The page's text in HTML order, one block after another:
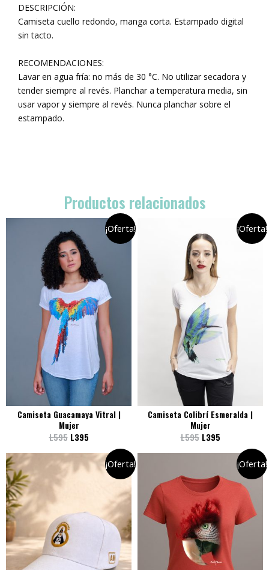
DESCRIPCIÓN:
Camiseta cuello redondo, manga corta. Estampado digital
sin tacto.
RECOMENDACIONES:
Lavar en agua fría: no más de 30 °C. No utilizar secadora y
tender siempre al revés. Planchar a temperatura media, sin
usar vapor y siempre al revés. Nunca planchar sobre el
estampado.
Productos relacionados
¡Oferta!
Camiseta Guacamaya Vitral |
Mujer
L595 L395
¡Oferta!
Camiseta Colibrí Esmeralda |
Mujer
L595 L395
¡Oferta! ¡Oferta!